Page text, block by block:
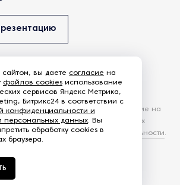
—
Group. Все права защищены
наш сайт, вы даете согласие на
Cookies и других пользовательских
сПолитикой конфиденциальности.
сайтом, вы даете согласие на
файлов cookies использование
сервисов Яндекс Метрика,
Битрикс24 в соответствии с
конфиденциальности и
персональных данных. Вы
обработку cookies в
браузера.